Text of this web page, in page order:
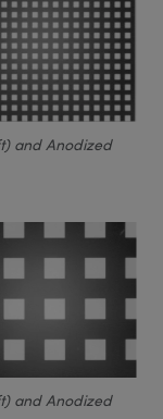
and Anodized
and Anodized